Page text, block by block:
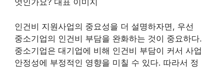
인건비 지원사업의 중요성을 더 설명하자면, 우선
중소기업의 인건비 부담을 완화하는 것이 중요하다.
중소기업은 대기업에 비해 인건비 부담이 커서 사업
안정성에 부정적인 영향을 미칠 수 있다. 따라서 정